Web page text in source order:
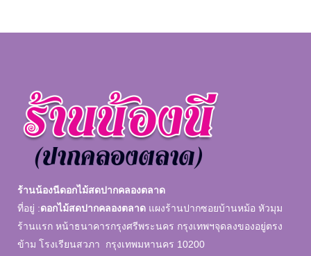
ร้านน้องนีดอกไม้สดปากคลองตลาด
ที่อยู่ :ดอกไม้สดปากคลองตลาด แผงร้านปากซอยบ้านหม้อ หัวมุม
ร้านแรก หน้าธนาคารกรุงศรีพระนคร กรุงเทพฯจุดลงของอยู่ตรง
ข้าม โรงเรียนสวภา กรุงเทพมหานคร 10200